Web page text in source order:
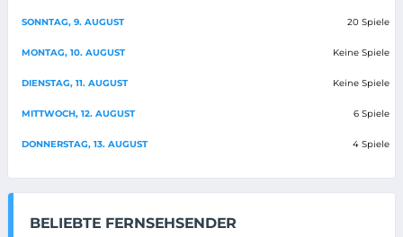
SONNTAG, 9. AUGUST 20 Spiele
MONTAG, 10. AUGUST Keine Spiele
DIENSTAG, 11. AUGUST Keine Spiele
MITTWOCH, 12. AUGUST 6 Spiele
DONNERSTAG, 13. AUGUST 4 Spiele
BELIEBTE FERNSEHSENDER